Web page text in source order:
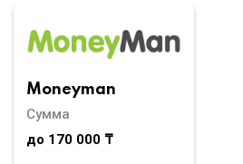
Moneyman
Сумма
до 170 000 ₸